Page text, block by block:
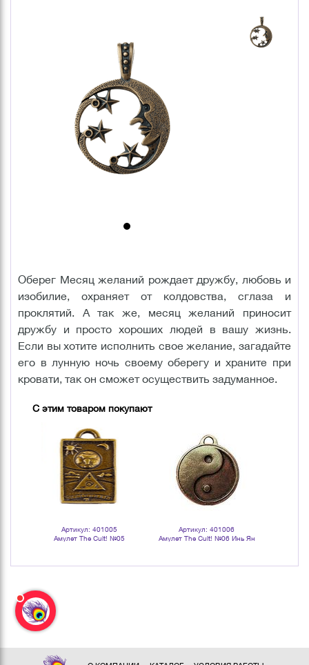
Оберег Месяц желаний рождает дружбу, любовь и
изобилие, охраняет от колдовства, сглаза и
проклятий. А так же, месяц желаний приносит
дружбу и просто хороших людей в вашу жизнь.
Если вы хотите исполнить свое желание, загадайте
его в лунную ночь своему оберегу и храните при
кровати, так он сможет осуществить задуманное.
С этим товаром покупают
Артикул: 401005
Амулет The Cult! №05
Артикул: 401006
Амулет The Cult! №06 Инь Ян